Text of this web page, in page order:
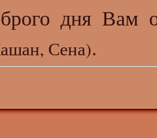
дня Вам
Сена).